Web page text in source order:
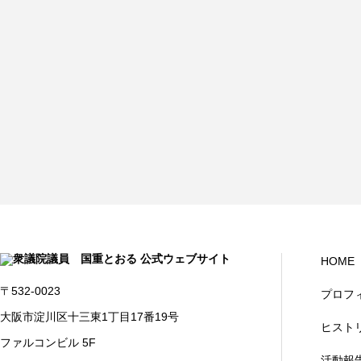
〒532-0023
大阪市淀川区十三東1丁目17番19号
ファルコンビル 5F
HOME
プロフ
ヒスト